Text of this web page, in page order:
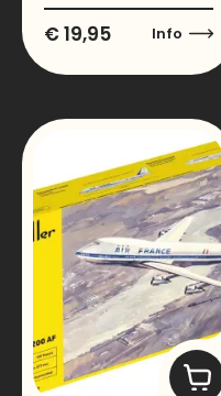
€19,95 Info